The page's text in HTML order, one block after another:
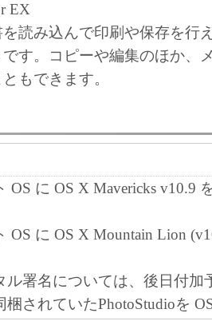
EX
読み込んで印刷や保存を行
です。コピーや編集のほか、
もできます。
OS に OS X Mavericks v10.9
OS に OS X Mountain Lion
ル署名については、後日付加
梱されていたPhotoStudioを